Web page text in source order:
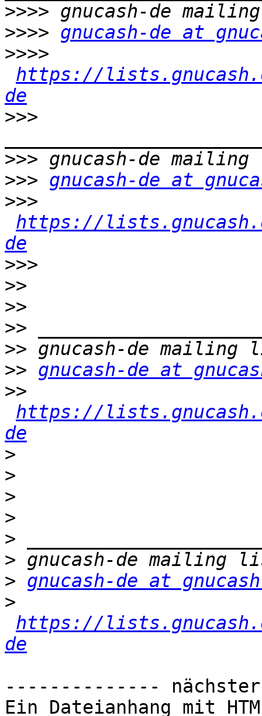
>>>>
>>>> gnucash-de at
>>>>
https://
de
>>>
>>>
>>> gnucash-de at
>>>
https://
de
>>>
>>
>>
>>
>>
>> gnucash-de at
>>
https://
de
>
>
>
>
>
>
> gnucash-de at
>
https://
de
--------------
Ein Dateianhang mit